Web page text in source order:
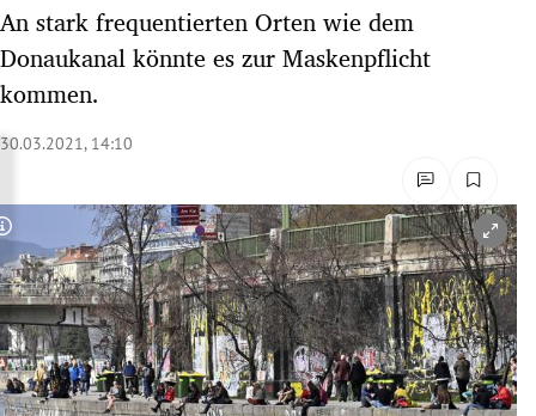
Untermenü
Untermenü
Untermenü
Untermenü
Untermenü
An stark frequentierten Orten wie dem
Donaukanal könnte es zur Maskenpflicht
kommen.
30.03.2021, 14:10
Copyright-Hinweis öffnen/schließen